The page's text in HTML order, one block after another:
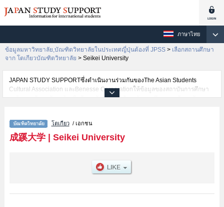
ภาษาไทย
ข้อมูลมหาวิทยาลัย,บัณฑิตวิทยาลัยในประเทศญี่ปุ่นต้องที่ JPSS > เลือกสถานศึกษา
จาก โตเกียวบัณฑิตวิทยาลัย > Seikei University
JAPAN STUDY SUPPORTซึ่งดำเนินงานร่วมกันของThe Asian Students
Cultural Association และBenesse Corporationให้ข้อมูลของสถาบันการศึกษา
ระดับมหาวิทยาลัย・บัณฑิตวิทยาลัย・วิทยาลัยระดับอนุปริญญา・วิทยาลัย
เช่นScience and TechnologyหรือGraduate School of EconomicsหรือLaw and
Political ScienceหรือGraduate school of Humanities เป็นต้น,ข้อมูลของแต่ละ
สาขาวิจัย,ข้อมูลการสอบคัดเลือกเข้าศึกษาเช่นจำนวนคนที่รับสมัครหรือจำนวน
ขอเชิญใช้บริการค้นหาข้อมูลตามอัธยาศัย
โตเกียว/ เอกชน
成蹊大学| Seikei University